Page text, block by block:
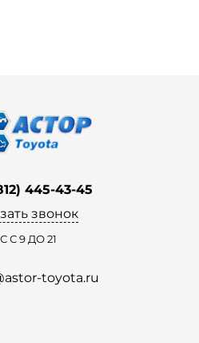
445-43-45
звонок
С 9 ДО 21
toyota.ru